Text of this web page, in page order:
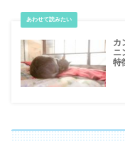
カ
ニ
特